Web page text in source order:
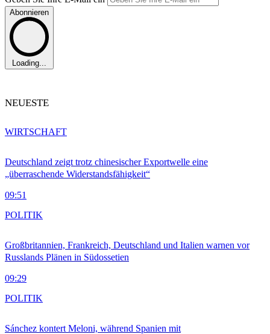
Abonnieren
Loading...
NEUESTE
Deutschland zeigt trotz chinesischer Exportwelle eine
„überraschende Widerstandsfähigkeit“
09:51
WIRTSCHAFT
Großbritannien, Frankreich, Deutschland und Italien warnen vor
Russlands Plänen in Südossetien
09:29
POLITIK
Sánchez kontert Meloni, während Spanien mit
POLITIK